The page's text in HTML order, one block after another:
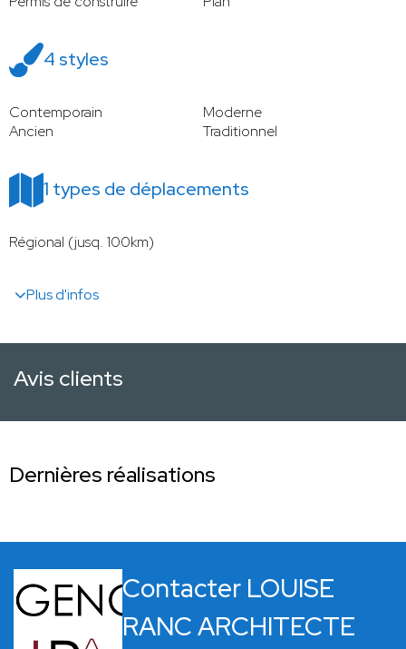
4 styles
Contemporain
Moderne
Ancien
Traditionnel
1 types de déplacements
Régional (jusq. 100km)
Plus d'infos
Avis clients
Dernières réalisations
Contacter LOUISE
RANC ARCHITECTE